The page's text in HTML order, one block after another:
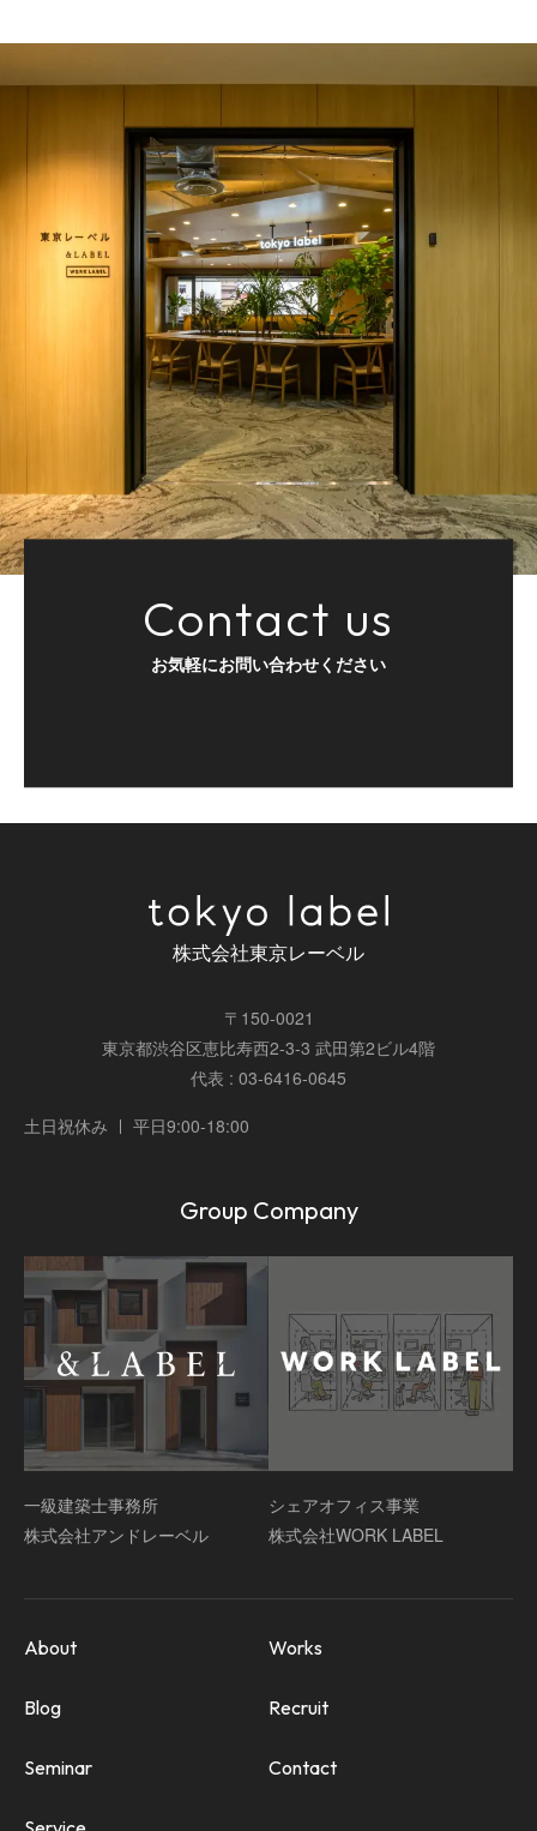
Contact us
お気軽にお問い合わせください
株式会社東京レーベル
〒150-0021
東京都渋谷区恵比寿西2-3-3 武田第2ビル4階
代表 : 03-6416-0645
土日祝休み
平日9:00-18:00
Group Company
一級建築士事務所
株式会社アンドレーベル
シェアオフィス事業
株式会社WORK LABEL
About
Recruit
Works
Contact
Blog
Seminar